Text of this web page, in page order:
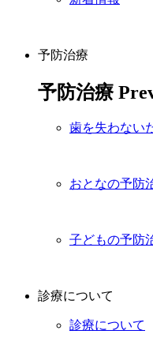
予防治療
予防治療
歯を失わない
おとなの予防
子どもの予防
診療について
診療について